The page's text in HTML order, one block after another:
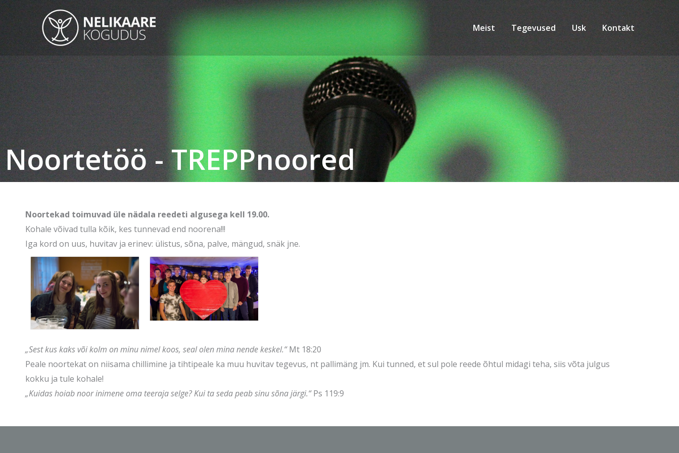
Meist Tegevused Usk Kontakt
Noortetöö - TREPPnoored
Noortekad toimuvad üle nädala reedeti algusega kell 19.00.
Kohale võivad tulla kõik, kes tunnevad end noorena!!!
Iga kord on uus, huvitav ja erinev: ülistus, sõna, palve, mängud, snäk jne.
„Sest kus kaks või kolm on minu nimel koos, seal olen mina nende keskel.“Mt 18:20
Peale noortekat on niisama chillimine ja tihtipeale ka muu huvitav tegevus, nt pallimäng jm. Kui tunned, et sul pole reede õhtul midagi teha, siis võta julgus
kokku ja tule kohale!
„Kuidas hoiab noor inimene oma teeraja selge? Kui ta seda peab sinu sõna järgi.“Ps 119:9